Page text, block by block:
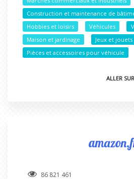
Construction et maintenance de
Hobbies et loisirs
Véhicules
Maison et jardinage
Jeux et jouets
Pièces et accessoires pour véhicule
ALLER
86 821 461